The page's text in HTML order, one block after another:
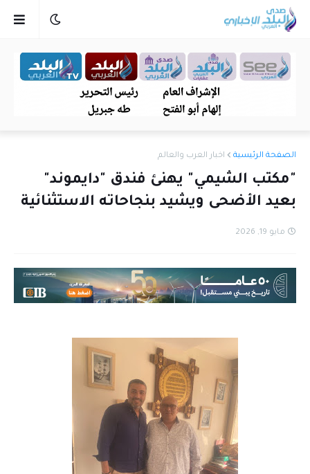
الصفحة الرئيسية اخبار العرب والعالم
"مكتب الشيمي" يهنئ فندق "دايموند"
بعيد الأضحى ويشيد بنجاحاته الاستثنائية
مايو 19, 2026